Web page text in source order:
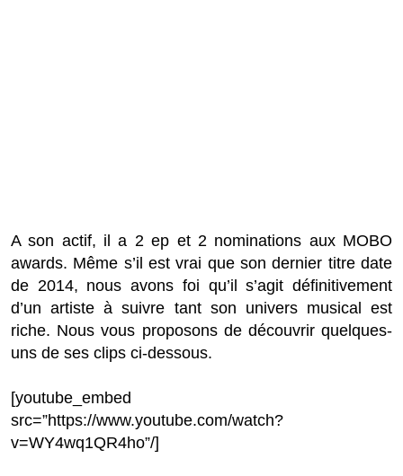
A son actif, il a 2 ep et 2 nominations aux MOBO
awards. Même s’il est vrai que son dernier titre date
de 2014, nous avons foi qu’il s’agit définitivement
d’un artiste à suivre tant son univers musical est
riche. Nous vous proposons de découvrir quelques-
uns de ses clips ci-dessous.
[youtube_embed
src=”https://www.youtube.com/watch?
v=WY4wq1QR4ho”/]